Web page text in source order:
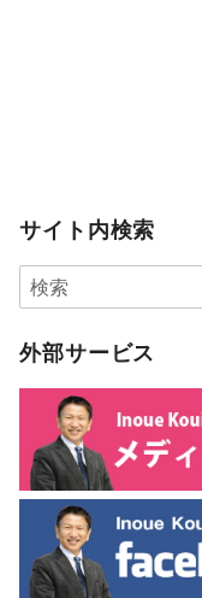
サイト内検索
外部サービス